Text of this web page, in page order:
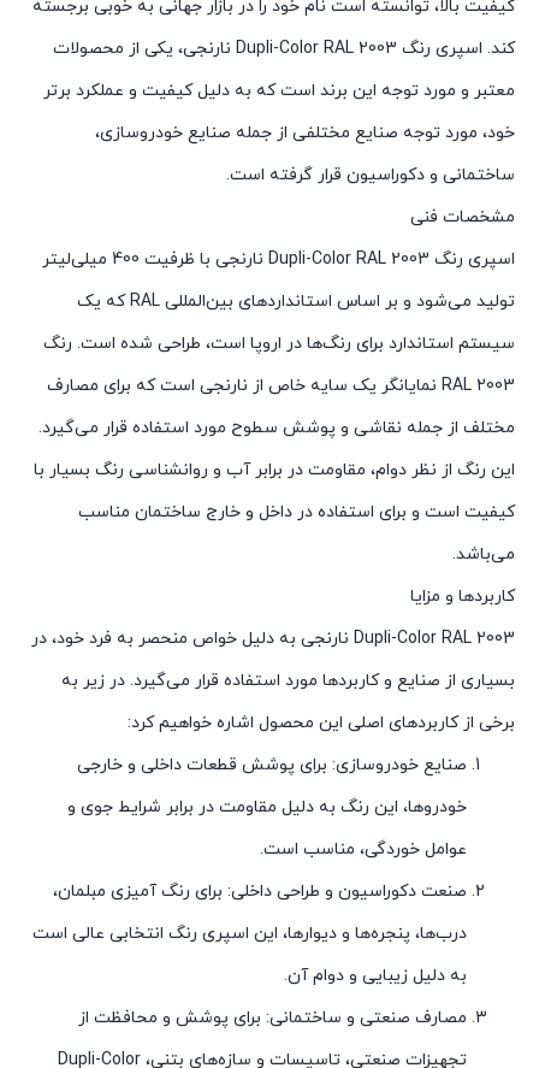
کیفیت بالا، توانسته است نام خود را در بازار جهانی به خوبی برجسته
کند. اسپری رنگ Dupli-Color RAL 2003 نارنجی، یکی از محصولات
معتبر و مورد توجه این برند است که به دلیل کیفیت و عملکرد برتر
خود، مورد توجه صنایع مختلفی از جمله صنایع خودروسازی،
ساختمانی و دکوراسیون قرار گرفته است.
مشخصات فنی
اسپری رنگ Dupli-Color RAL 2003 نارنجی با ظرفیت 400 میلی‌لیتر
تولید می‌شود و بر اساس استانداردهای بین‌المللی RAL که یک
سیستم استاندارد برای رنگ‌ها در اروپا است، طراحی شده است. رنگ
RAL 2003 نمایانگر یک سایه خاص از نارنجی است که برای مصارف
مختلف از جمله نقاشی و پوشش سطوح مورد استفاده قرار می‌گیرد.
این رنگ از نظر دوام، مقاومت در برابر آب و روانشناسی رنگ بسیار با
کیفیت است و برای استفاده در داخل و خارج ساختمان مناسب
می‌باشد.
کاربردها و مزایا
Dupli-Color RAL 2003 نارنجی به دلیل خواص منحصر به فرد خود، در
بسیاری از صنایع و کاربردها مورد استفاده قرار می‌گیرد. در زیر به
برخی از کاربردهای اصلی این محصول اشاره خواهیم کرد:
صنایع خودروسازی: برای پوشش قطعات داخلی و خارجی
خودروها، این رنگ به دلیل مقاومت در برابر شرایط جوی و
عوامل خوردگی، مناسب است.
صنعت دکوراسیون و طراحی داخلی: برای رنگ آمیزی مبلمان،
درب‌ها، پنجره‌ها و دیوارها، این اسپری رنگ انتخابی عالی است
به دلیل زیبایی و دوام آن.
مصارف صنعتی و ساختمانی: برای پوشش و محافظت از
تجهیزات صنعتی، تاسیسات و سازه‌های بتنی، Dupli-Color